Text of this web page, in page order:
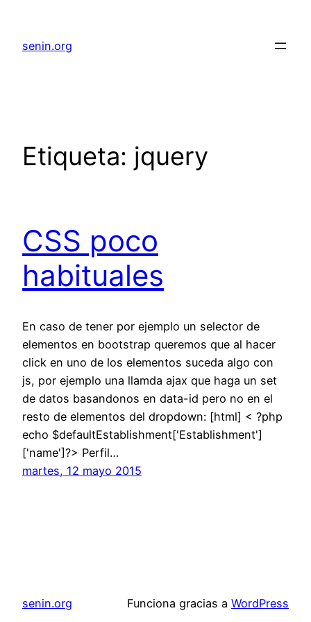
senin.org
Etiqueta: jquery
CSS poco
habituales
En caso de tener por ejemplo un selector de
elementos en bootstrap queremos que al hacer
click en uno de los elementos suceda algo con
js, por ejemplo una llamda ajax que haga un set
de datos basandonos en data-id pero no en el
resto de elementos del dropdown: [html] < ?php
echo $defaultEstablishment['Establishment']
['name']?> Perfil…
martes, 12 mayo 2015
senin.org Funciona gracias a WordPress